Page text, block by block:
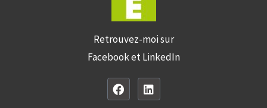
Retrouvez-moi sur
Facebook et LinkedIn